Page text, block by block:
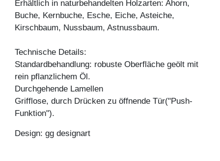
Erhältlich in naturbehandelten Holzarten: Ahorn,
Buche, Kernbuche, Esche, Eiche, Asteiche,
Kirschbaum, Nussbaum, Astnussbaum.
Technische Details:
Standardbehandlung: robuste Oberfläche geölt mit
rein pflanzlichem Öl.
Durchgehende Lamellen
Grifflose, durch Drücken zu öffnende Tür("Push-
Funktion").
Design: gg designart